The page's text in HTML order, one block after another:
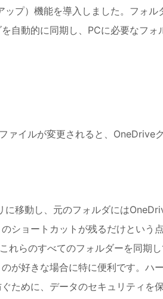
プ）機能を導入しました。フォル
自動的に同期し、PCに必要なフォ
ァイルが変更されると、OneDrive
移動し、元のフォルダには
ショートカットが残るだけという
れらのすべてのフォルダーを同期
が好きな場合に特に便利です。ハ
ために、データのセキュリティを